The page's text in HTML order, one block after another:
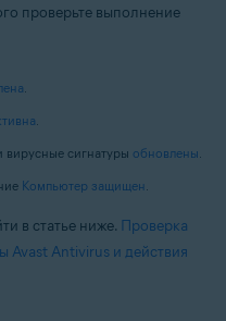
проверьте выполнение
.
.
сигнатуры обновлены.
Компьютер защищен.
в статье ниже. Проверка
Avast Antivirus и действия